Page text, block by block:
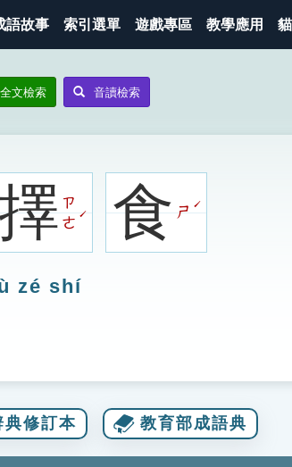
語故事 索引選單 遊戲專區 教學應用
全文檢索 音讀檢索
ㄗ
ㄜ
ˊ 食ㄕ
ˊ
zé shí
典修訂本 教育部成語典